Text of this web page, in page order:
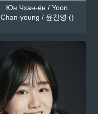
Юн Чхан-ён / Yoon
Chan-young / 윤찬영 ()